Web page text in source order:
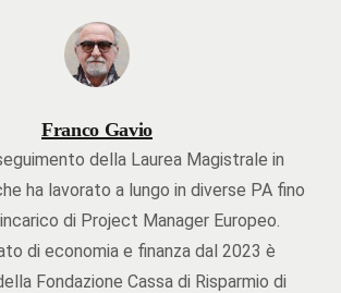
Franco Gavio
della Laurea Magistrale in
ha lavorato a lungo in diverse PA fino
di Project Manager Europeo.
di economia e finanza dal 2023 è
Fondazione Cassa di Risparmio di